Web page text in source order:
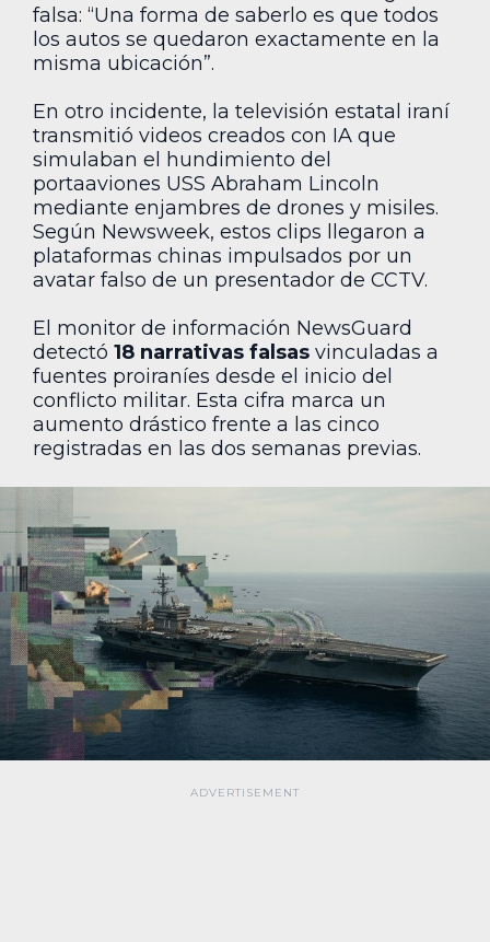
falsa: “Una forma de saberlo es que todos
los autos se quedaron exactamente en la
misma ubicación”.
En otro incidente, la televisión estatal iraní
transmitió videos creados con IA que
simulaban el hundimiento del
portaaviones USS Abraham Lincoln
mediante enjambres de drones y misiles.
Según Newsweek, estos clips llegaron a
plataformas chinas impulsados por un
avatar falso de un presentador de CCTV.
El monitor de información NewsGuard
detectó 18 narrativas falsas vinculadas a
fuentes proiraníes desde el inicio del
conflicto militar. Esta cifra marca un
aumento drástico frente a las cinco
registradas en las dos semanas previas.